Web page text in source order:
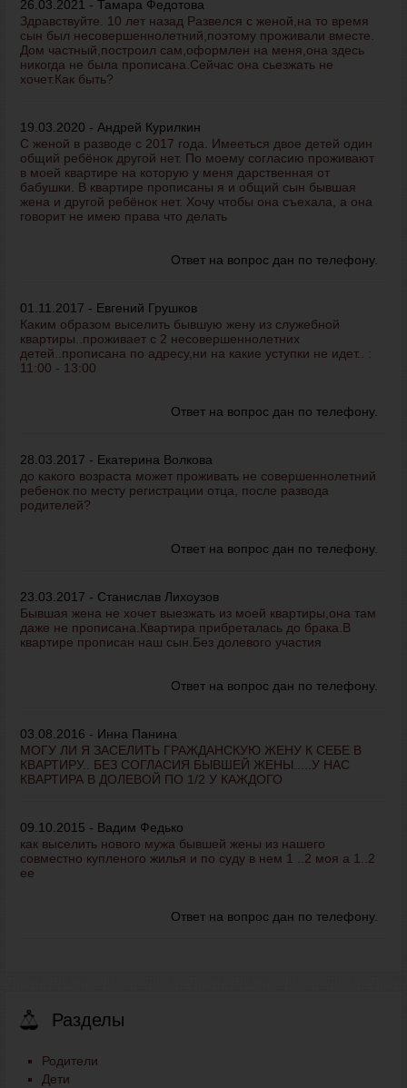
26.03.2021 - Тамара Федотова
Здравствуйте. 10 лет назад Развелся с женой,на то время
сын был несовершеннолетний,поэтому проживали вместе.
Дом частный,построил сам,оформлен на меня,она здесь
никогда не была прописана.Сейчас она сьезжать не
хочет.Как быть?
19.03.2020 - Андрей Курилкин
С женой в разводе с 2017 года. Имееться двое детей один
общий ребёнок другой нет. По моему согласию проживают
в моей квартире на которую у меня дарственная от
бабушки. В квартире прописаны я и общий сын бывшая
жена и другой ребёнок нет. Хочу чтобы она съехала, а она
говорит не имею права что делать
Ответ на вопрос дан по телефону.
01.11.2017 - Евгений Грушков
Каким образом выселить бывшую жену из служебной
квартиры..проживает с 2 несовершеннолетних
детей..прописана по адресу,ни на какие уступки не идет.. :
11:00 - 13:00
Ответ на вопрос дан по телефону.
28.03.2017 - Екатерина Волкова
до какого возраста может проживать не совершеннолетний
ребенок по месту регистрации отца, после развода
родителей?
Ответ на вопрос дан по телефону.
23.03.2017 - Станислав Лихоузов
Бывшая жена не хочет выезжать из моей квартиры,она там
даже не прописана.Квартира прибреталась до брака.В
квартире прописан наш сын.Без долевого участия
Ответ на вопрос дан по телефону.
03.08.2016 - Инна Панина
МОГУ ЛИ Я ЗАСЕЛИТЬ ГРАЖДАНСКУЮ ЖЕНУ К СЕБЕ В
КВАРТИРУ.. БЕЗ СОГЛАСИЯ БЫВШЕЙ ЖЕНЫ.....У НАС
КВАРТИРА В ДОЛЕВОЙ ПО 1/2 У КАЖДОГО
09.10.2015 - Вадим Федько
как выселить нового мужа бывшей жены из нашего
совместно купленого жилья и по суду в нем 1 ..2 моя а 1..2
ее
Ответ на вопрос дан по телефону.
Разделы
Родители
Дети